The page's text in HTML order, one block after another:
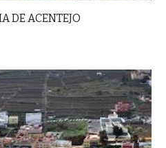
DE ACENTEJO